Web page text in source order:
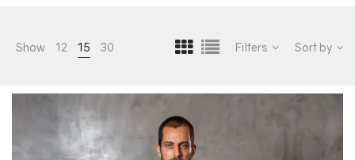
Show 12 15 30 Filters Sort by